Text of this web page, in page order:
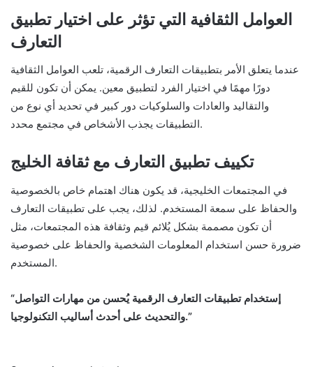
العوامل الثقافية التي تؤثر على اختيار تطبيق
التعارف
عندما يتعلق الأمر بتطبيقات التعارف الرقمية، تلعب العوامل الثقافية
دورًا مهمًا في اختيار الفرد لتطبيق معين. يمكن أن تكون للقيم
والتقاليد والعادات والسلوكيات دور كبير في تحديد أي نوع من
التطبيقات يجذب الأشخاص في مجتمع محدد.
تكييف تطبيق التعارف مع ثقافة الخليج
في المجتمعات الخليجية، قد يكون هناك اهتمام خاص بالخصوصية
والحفاظ على سمعة المستخدم. لذلك، يجب على تطبيقات التعارف
أن تكون مصممة بشكل يُلائم قيم وثقافة هذه المجتمعات، مثل
ضرورة حسن استخدام المعلومات الشخصية والحفاظ على خصوصية
المستخدم.
“إستخدام تطبيقات التعارف الرقمية يُحسن من مهارات التواصل
والتحديث على أحدث أساليب التكنولوجيا.”